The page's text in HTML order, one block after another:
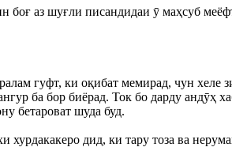
аз шуғли писандидаи ӯ маҳсуб
гуфт, ки оқибат мемирад, чун
ба бор биёрад. Ток бо дарду андӯҳ
бетароват шуда буд.
дид, ки тару тоза ва